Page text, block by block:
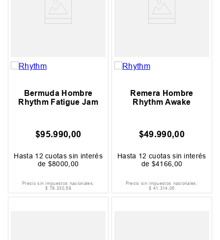
Bermuda Hombre
Rhythm Fatigue Jam
$95.990,00
Hasta 12 cuotas sin interés
de $8000 00
Precio sin impuestos nacionales:
$ 79.330,58
Remera Hombre
Rhythm Awake
$49.990,00
Hasta 12 cuotas sin interés
de $4166 00
Precio sin impuestos nacionales:
$ 41.314,05